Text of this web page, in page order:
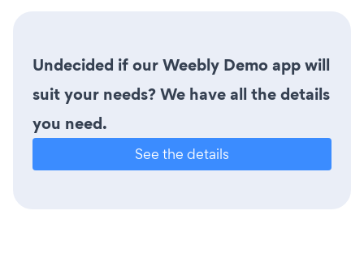
Undecided if our Weebly Demo app will
suit your needs? We have all the details
you need.
See the details